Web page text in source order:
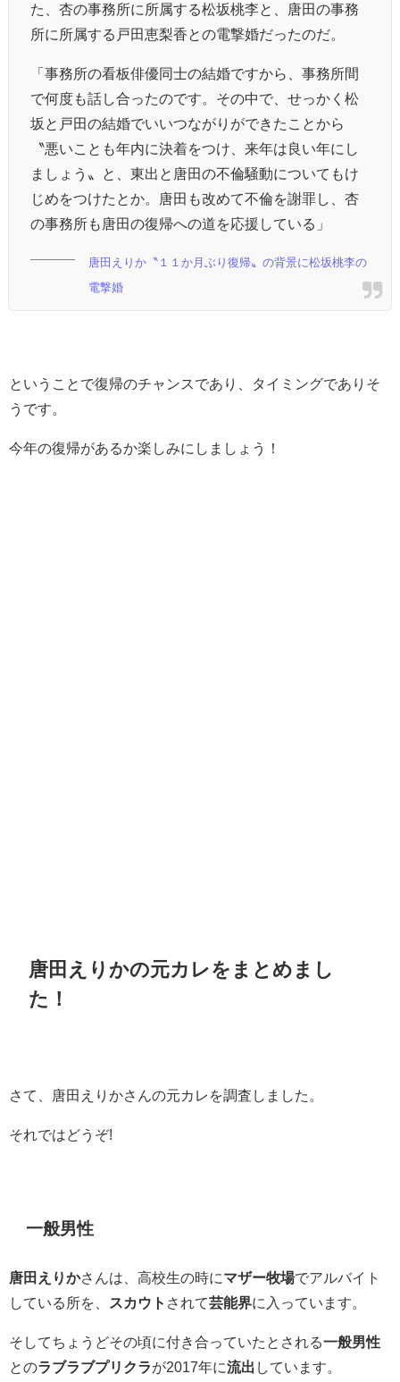
た、杏の事務所に所属する松坂桃李と、唐田の事務
所に所属する戸田恵梨香との電撃婚だったのだ。
「事務所の看板俳優同士の結婚ですから、事務所間
で何度も話し合ったのです。その中で、せっかく松
坂と戸田の結婚でいいつながりができたことから
〝悪いことも年内に決着をつけ、来年は良い年にし
ましょう〟と、東出と唐田の不倫騒動についてもけ
じめをつけたとか。唐田も改めて不倫を謝罪し、杏
の事務所も唐田の復帰への道を応援している」
唐田えりか〝１１か月ぶり復帰〟の背景に松坂桃李の
電撃婚
ということで復帰のチャンスであり、タイミングでありそ
うです。
今年の復帰があるか楽しみにしましょう！
唐田えりかの元カレをまとめまし
た！
さて、唐田えりかさんの元カレを調査しました。
それではどうぞ!
一般男性
唐田えりかさんは、高校生の時にマザー牧場でアルバイト
している所を、
スカウト されて芸能界に入っています。
そしてちょうどその頃に付き合っていたとされる一般男性
とのラブラブプリクラが2017年に流出 しています。